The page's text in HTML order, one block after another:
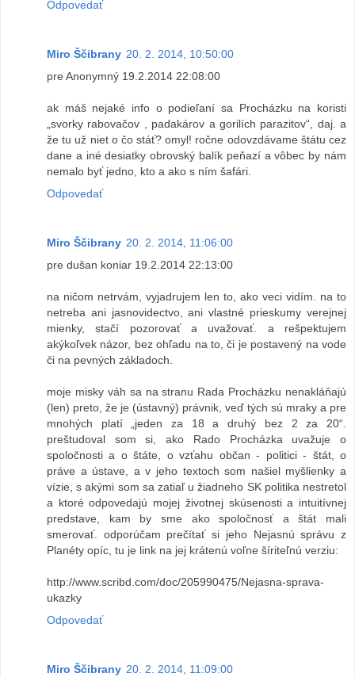
Odpovedať
Miro Ščibrany 20. 2. 2014, 10:50:00
pre Anonymný 19.2.2014 22:08:00
ak máš nejaké info o podieľaní sa Procházku na koristi
„svorky rabovačov , padakárov a gorilích parazitov“, daj. a
že tu už niet o čo stáť? omyl! ročne odovzdávame štátu cez
dane a iné desiatky obrovský balík peňazí a vôbec by nám
nemalo byť jedno, kto a ako s ním šafári.
Odpovedať
Miro Ščibrany 20. 2. 2014, 11:06:00
pre dušan koniar 19.2.2014 22:13:00
na ničom netrvám, vyjadrujem len to, ako veci vidím. na to
netreba ani jasnovidectvo, ani vlastné prieskumy verejnej
mienky, stačí pozorovať a uvažovať. a rešpektujem
akýkoľvek názor, bez ohľadu na to, či je postavený na vode
či na pevných základoch.
moje misky váh sa na stranu Rada Procházku nenakláňajú
(len) preto, že je (ústavný) právnik, veď tých sú mraky a pre
mnohých platí „jeden za 18 a druhý bez 2 za 20“.
preštudoval som si, ako Rado Procházka uvažuje o
spoločnosti a o štáte, o vzťahu občan - politici - štát, o
práve a ústave, a v jeho textoch som našiel myšlienky a
vízie, s akými som sa zatiaľ u žiadneho SK politika nestretol
a ktoré odpovedajú mojej životnej skúsenosti a intuitívnej
predstave, kam by sme ako spoločnosť a štát mali
smerovať. odporúčam prečítať si jeho Nejasnú správu z
Planéty opíc, tu je link na jej krátenú voľne šíriteľnú verziu:
http://www.scribd.com/doc/205990475/Nejasna-sprava-
ukazky
Odpovedať
Miro Ščibrany 20. 2. 2014, 11:09:00